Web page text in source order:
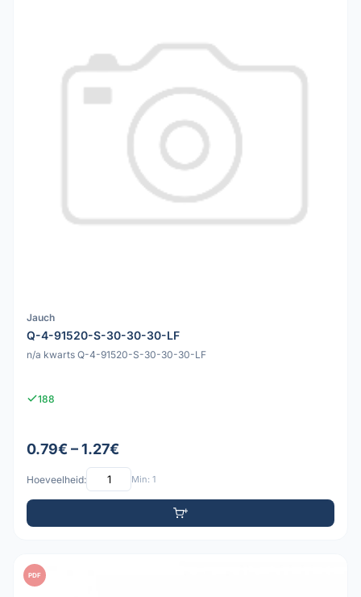
Jauch
Q-4-91520-S-30-30-30-LF
n/a kwarts Q-4-91520-S-30-30-30-LF
188
0.79€ – 1.27€
Hoeveelheid: Min: 1
PDF